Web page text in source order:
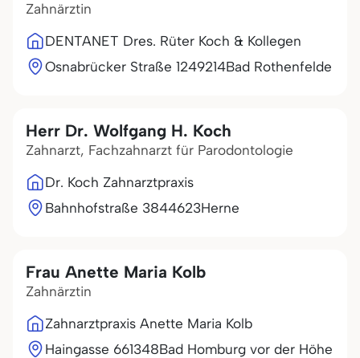
Zahnärztin
DENTANET Dres. Rüter Koch & Kollegen
Osnabrücker Straße 1249214Bad Rothenfelde
Herr Dr. Wolfgang H. Koch
Zahnarzt, Fachzahnarzt für Parodontologie
Dr. Koch Zahnarztpraxis
Bahnhofstraße 3844623Herne
Frau Anette Maria Kolb
Zahnärztin
Zahnarztpraxis Anette Maria Kolb
Haingasse 661348Bad Homburg vor der Höhe